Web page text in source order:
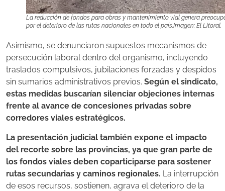
La reducción de fondos para obras y mantenimiento vial genera
por el deterioro de las rutas nacionales en todo el país.Imagen: El Litoral.
Asimismo, se denunciaron supuestos mecanismos de
persecución laboral dentro del organismo, incluyendo
traslados compulsivos, jubilaciones forzadas y despidos
sin sumarios administrativos previos. Según el sindicato,
estas medidas buscarían silenciar objeciones internas
frente al avance de concesiones privadas sobre
corredores viales estratégicos.
La presentación judicial también expone el impacto
del recorte sobre las provincias, ya que gran parte de
los fondos viales deben coparticiparse para sostener
rutas secundarias y caminos regionales. La interrupción
de esos recursos, sostienen, agrava el deterioro de la